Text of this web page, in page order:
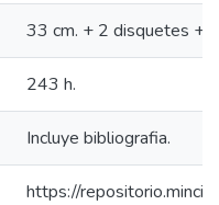
33 cm. + 2 disquetes +
243 h.
Incluye bibliografia.
https://